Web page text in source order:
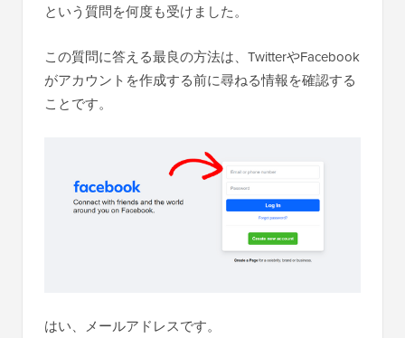
という質問を何度も受けました。
この質問に答える最良の方法は、TwitterやFacebook
がアカウントを作成する前に尋ねる情報を確認する
ことです。
はい、メールアドレスです。